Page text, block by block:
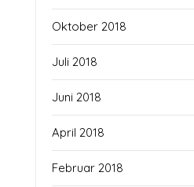
Oktober 2018
Juli 2018
Juni 2018
April 2018
Februar 2018